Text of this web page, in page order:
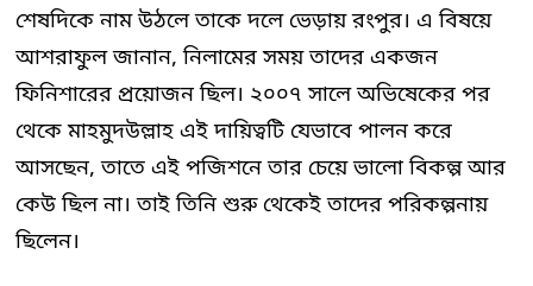
শেষদিকে নাম উঠলে তাকে দলে ভেড়ায় রংপুর। এ বিষয়ে
আশরাফুল জানান, নিলামের সময় তাদের একজন
ফিনিশারের প্রয়োজন ছিল। ২০০৭ সালে অভিষেকের পর
থেকে মাহমুদউল্লাহ এই দায়িত্বটি যেভাবে পালন করে
আসছেন, তাতে এই পজিশনে তার চেয়ে ভালো বিকল্প আর
কেউ ছিল না। তাই তিনি শুরু থেকেই তাদের পরিকল্পনায়
ছিলেন।